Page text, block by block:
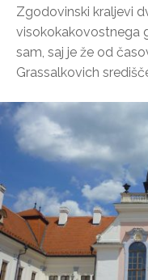
Zgodovinski kraljevi
visokokakovostnega
sam, saj je že od
Grassalkovich